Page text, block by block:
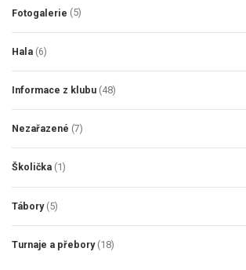
Fotogalerie (5)
Hala (6)
Informace z klubu (48)
Nezařazené (7)
Školička (1)
Tábory(5)
Turnaje a přebory(18)